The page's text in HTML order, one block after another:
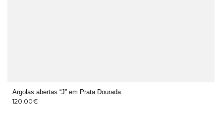
Argolas abertas “J” em Prata Dourada
120,00€